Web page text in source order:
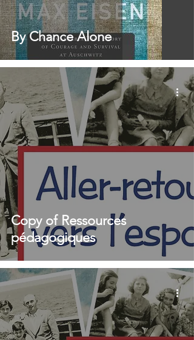
By Chance Alone
Copy of Ressources
pédagogiques